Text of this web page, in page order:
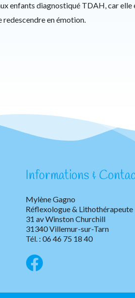
enfants diagnostiqué TDAH, car elle
redescendre en émotion.
Informations &
Mylène Gagno
Réflexologue & Lithothérapeute
31 av Winston Churchill
31340 Villemur-sur-Tarn
Tél. : 06 46 75 18 40